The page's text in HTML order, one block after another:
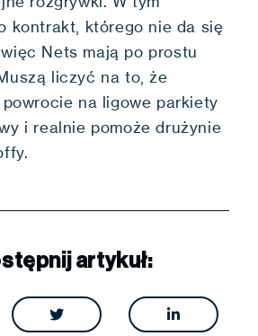
kontrakt, którego nie da się
Nets mają po prostu
liczyć na to, że
na ligowe parkiety
i realnie pomoże drużynie
artykuł:
 